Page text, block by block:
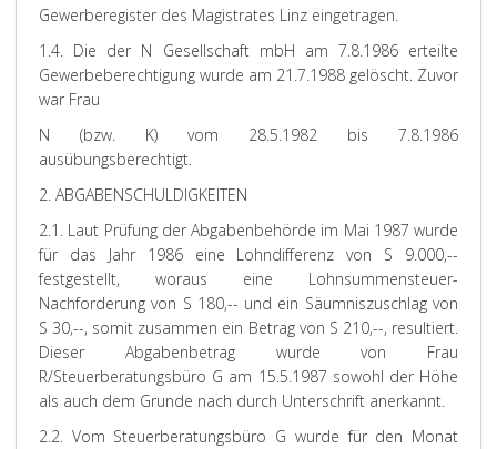
Gewerberegister des Magistrates Linz eingetragen.
1.4. Die der N Gesellschaft mbH am 7.8.1986 erteilte
Gewerbeberechtigung wurde am 21.7.1988 gelöscht. Zuvor
war Frau
N (bzw. K) vom 28.5.1982 bis 7.8.1986
ausübungsberechtigt.
2. ABGABENSCHULDIGKEITEN
2.1. Laut Prüfung der Abgabenbehörde im Mai 1987 wurde
für das Jahr 1986 eine Lohndifferenz von S 9.000,--
festgestellt, woraus eine Lohnsummensteuer-
Nachforderung von S 180,-- und ein Säumniszuschlag von
S 30,--, somit zusammen ein Betrag von S 210,--, resultiert.
Dieser Abgabenbetrag wurde von Frau
R/Steuerberatungsbüro G am 15.5.1987 sowohl der Höhe
als auch dem Grunde nach durch Unterschrift anerkannt.
2.2. Vom Steuerberatungsbüro G wurde für den Monat